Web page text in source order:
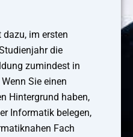
im ersten
die
zumindest in
Sie einen
Hintergrund haben,
Informatik belegen,
Fach